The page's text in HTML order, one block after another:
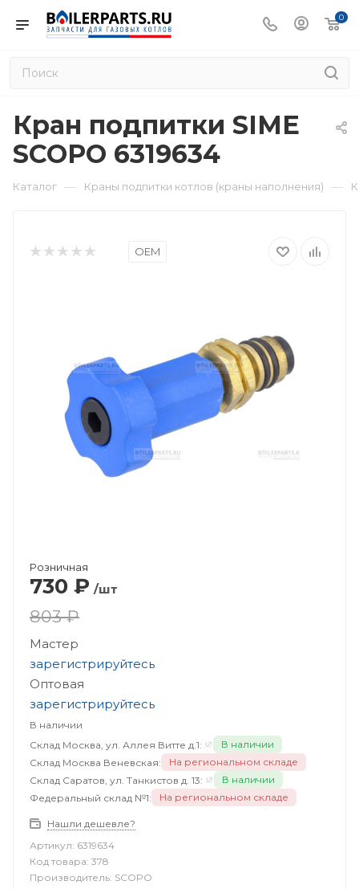
0
Кран подпитки SIME
SCOPO 6319634
Каталог — Краны подпитки котлов (краны наполнения) —
OEM
Розничная
730 ₽ /шт
803 ₽
Мастер
зарегистрируйтесь
Оптовая
зарегистрируйтесь
В наличии
Склад Москва, ул. Аллея Витте д.1:
В наличии
Склад Москва Веневская:
На региональном складе
Склад Саратов, ул. Танкистов д. 13:
В наличии
Федеральный склад №1:
На региональном складе
Нашли дешевле?
Артикул: 6319634
Код товара: 378
Производитель: SCOPO